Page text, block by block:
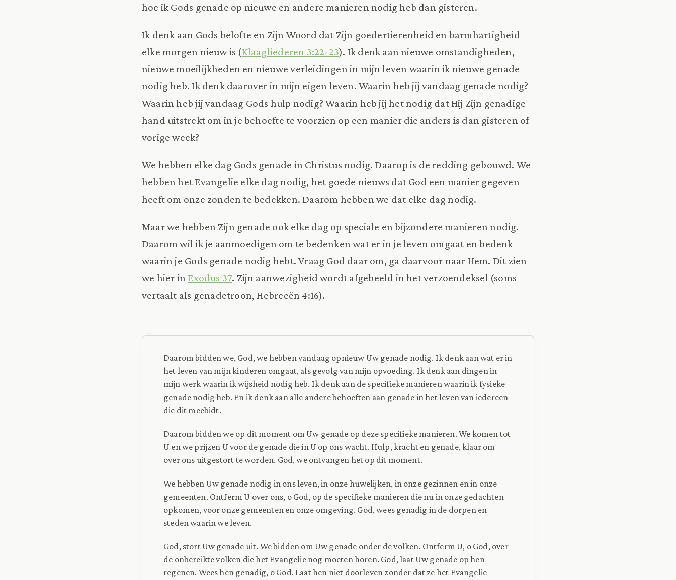
hoe ik Gods genade op nieuwe en andere manieren nodig heb dan gisteren.
Ik denk aan Gods belofte en Zijn Woord dat Zijn goedertierenheid en barmhartigheid
elke morgen nieuw is (Klaagliederen 3:22-23). Ik denk aan nieuwe omstandigheden,
nieuwe moeilijkheden en nieuwe verleidingen in mijn leven waarin ik nieuwe genade
nodig heb. Ik denk daarover in mijn eigen leven. Waarin heb jij vandaag genade nodig?
Waarin heb jij vandaag Gods hulp nodig? Waarin heb jij het nodig dat Hij Zijn genadige
hand uitstrekt om in je behoefte te voorzien op een manier die anders is dan gisteren of
vorige week?
We hebben elke dag Gods genade in Christus nodig. Daarop is de redding gebouwd. We
hebben het Evangelie elke dag nodig, het goede nieuws dat God een manier gegeven
heeft om onze zonden te bedekken. Daarom hebben we dat elke dag nodig.
Maar we hebben Zijn genade ook elke dag op speciale en bijzondere manieren nodig.
Daarom wil ik je aanmoedigen om te bedenken wat er in je leven omgaat en bedenk
waarin je Gods genade nodig hebt. Vraag God daar om, ga daarvoor naar Hem. Dit zien
we hier inExodus 37. Zijn aanwezigheid wordt afgebeeld in het verzoendeksel (soms
vertaalt als genadetroon, Hebreeën 4:16).
Daarom bidden we, God, we hebben vandaag opnieuw Uw genade nodig. Ik denk aan wat er in
het leven van mijn kinderen omgaat, als gevolg van mijn opvoeding. Ik denk aan dingen in
mijn werk waarin ik wijsheid nodig heb. Ik denk aan de specifieke manieren waarin ik fysieke
genade nodig heb. En ik denk aan alle andere behoeften aan genade in het leven van iedereen
die dit meebidt.
Daarom bidden we op dit moment om Uw genade op deze specifieke manieren. We komen tot
U en we prijzen U voor de genade die in U op ons wacht. Hulp, kracht en genade, klaar om
over ons uitgestort te worden. God, we ontvangen het op dit moment.
We hebben Uw genade nodig in ons leven, in onze huwelijken, in onze gezinnen en in onze
gemeenten. Ontferm U over ons, o God, op de specifieke manieren die nu in onze gedachten
opkomen, voor onze gemeenten en onze omgeving. God, wees genadig in de dorpen en
steden waarin we leven.
God, stort Uw genade uit. We bidden om Uw genade onder de volken. Ontferm U, o God, over
de onbereikte volken die het Evangelie nog moeten horen. God, laat Uw genade op hen
regenen. Wees hen genadig, o God. Laat hen niet doorleven zonder dat ze het Evangelie